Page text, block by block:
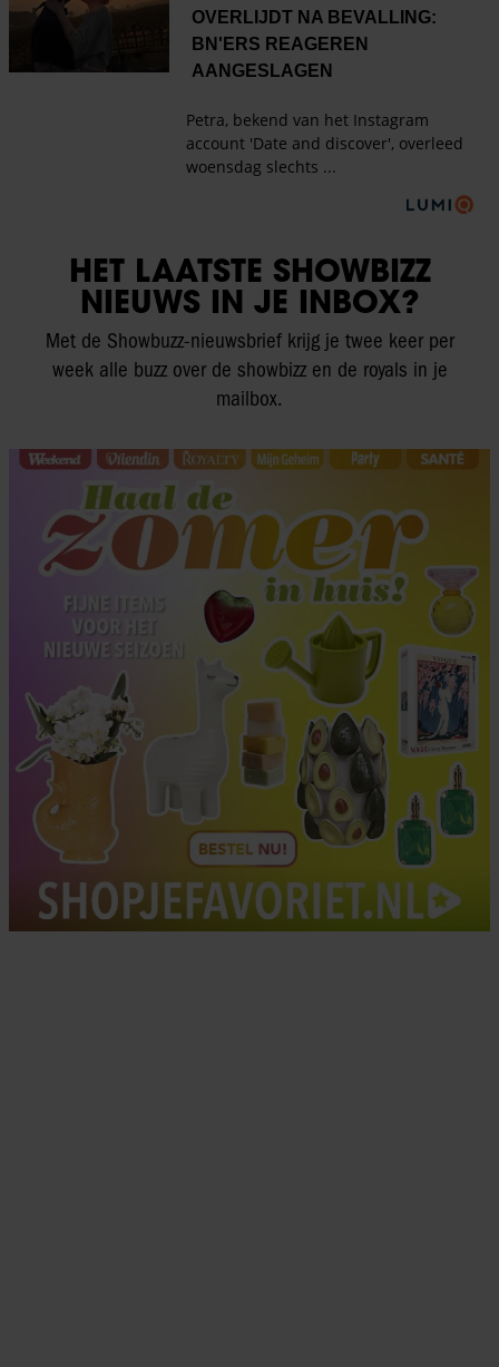
HET LAATSTE SHOWBIZZ
NIEUWS IN JE INBOX?
Met de Showbuzz-nieuwsbrief krijg je twee keer per
week alle buzz over de showbizz en de royals in je
mailbox.